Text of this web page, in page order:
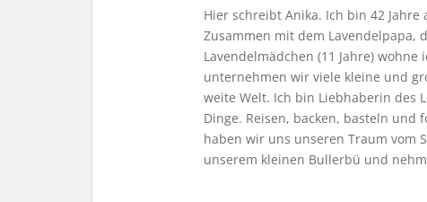
Hier schreibt Anika. Ich bin 42
Zusammen mit dem Lavendelpapa,
Lavendelmädchen (11 Jahre)
unternehmen wir viele kleine und
weite Welt. Ich bin Liebhaberin des
Dinge. Reisen, backen, basteln und
haben wir uns unseren Traum vom
unserem kleinen Bullerbü und